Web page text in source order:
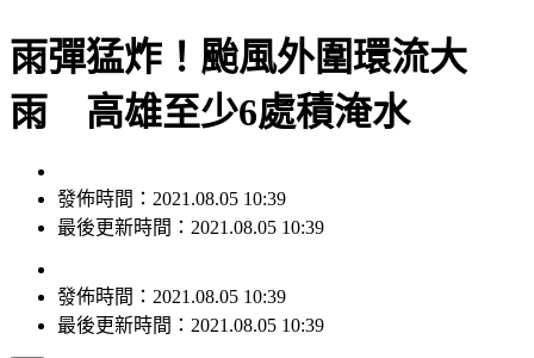
雨彈猛炸！颱風外圍環流大
雨 高雄至少6處積淹水
發佈時間：2021.08.05 10:39
最後更新時間：2021.08.05 10:39
發佈時間： 2021.08.05 10:39
最後更新時間： 2021.08.05 10:39